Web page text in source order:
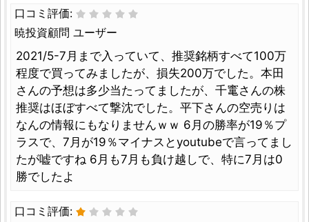
口コミ評価:
暁投資顧問 ユーザー
2021/5-7月まで入っていて、推奨銘柄すべて100万
程度で買ってみましたが、損失200万でした。本田
さんの予想は多少当たってましたが、千竃さんの株
推奨はほぼすべて撃沈でした。平下さんの空売りは
なんの情報にもなりませんｗｗ 6月の勝率が19％プ
ラスで、7月が19％マイナスとyoutubeで言ってまし
たが嘘ですね 6月も7月も負け越しで、特に7月は0
勝でしたよ
口コミ評価: